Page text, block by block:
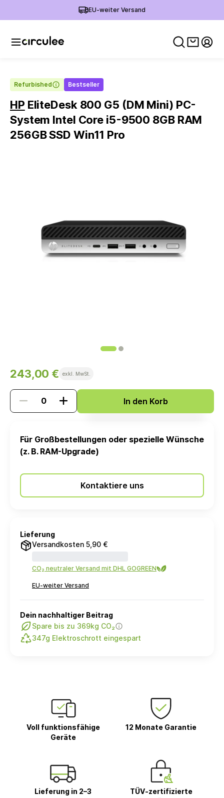
EU-weiter Versand
Refurbished Bestseller
HP EliteDesk 800 G5 (DM Mini) PC-
System Intel Core i5-9500 8GB RAM
256GB SSD Win11 Pro
243,00 € exkl. MwSt.
In den Korb
Für Großbestellungen oder spezielle Wünsche
(z. B. RAM-Upgrade)
Kontaktiere uns
Lieferung
Versandkosten 5,90 €
CO₂ neutraler Versand mit DHL GOGREEN
EU-weiter Versand
Dein nachhaltiger Beitrag
Spare bis zu 369kg CO₂
347g Elektroschrott eingespart
Voll funktionsfähige
Geräte
12 Monate Garantie
Lieferung in 2–3
TÜV-zertifizierte